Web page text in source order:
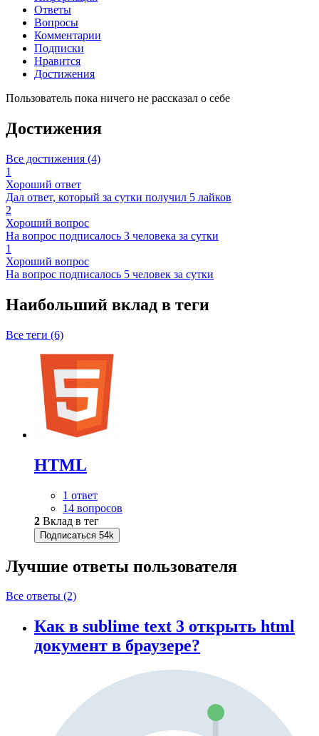
Ответы
Вопросы
Комментарии
Подписки
Нравится
Достижения
Пользователь пока ничего не рассказал о себе
Достижения
Все достижения (4)
1
Хороший ответ
Дал ответ, который за сутки получил 5 лайков
2
Хороший вопрос
На вопрос подписалось 3 человека за сутки
1
Хороший вопрос
На вопрос подписалось 5 человек за сутки
Наибольший вклад в теги
Все теги (6)
HTML
1 ответ
14 вопросов
2 Вклад в тег
Подписаться 54k
Лучшие ответы пользователя
Все ответы (2)
Как в sublime text 3 открыть html
документ в браузере?